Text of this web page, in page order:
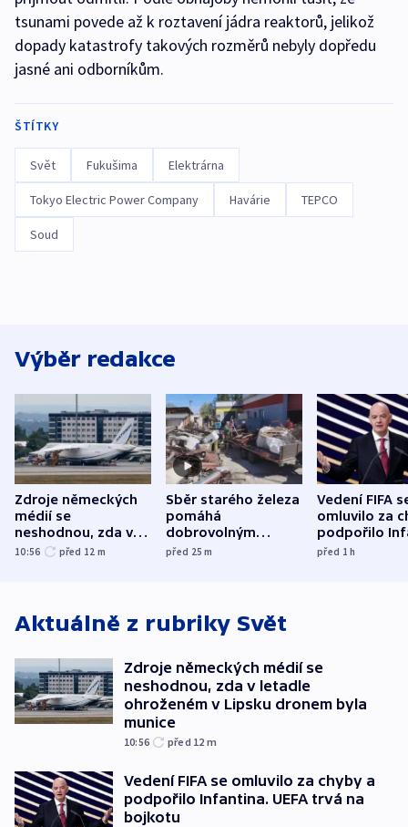
tsunami povede až k roztavení jádra reaktorů, jelikož
dopady katastrofy takových rozměrů nebyly dopředu
jasné ani odborníkům.
ŠTÍTKY
Svět Fukušima Elektrárna
Tokyo Electric Power Company Havárie TEPCO
Soud
Výběr redakce
Zdroje německých
médií se
neshodnou, zda v
letadle ohroženém
10:56 před 12 m
Sběr starého železa
pomáhá
dobrovolným
hasičům financovat
před 25m
Vedení FIFA
omluvilo za
podpořilo
UEFA trvá na
před 1h
Aktuálně z rubriky Svět
Zdroje německých médií se
neshodnou, zda v letadle
ohroženém v Lipsku dronem byla
munice
10:56 před 12 m
Vedení FIFA se omluvilo za chyby a
podpořilo Infantina. UEFA trvá na
bojkotu